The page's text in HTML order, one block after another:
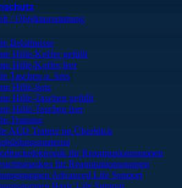
/ Objektausstattung
Behältnisse
Hilfe-Koffer gefüllt
Hilfe-Koffer leer
Taschen u. Sets
Hilfe-Sets
Hilfe-Taschen gefüllt
Hilfe-Taschen leer
Training
AED Trainer im Überblick
für Reanimationspuppen
für Reanimationspuppen
Advanced Life Support
Basic Life Support